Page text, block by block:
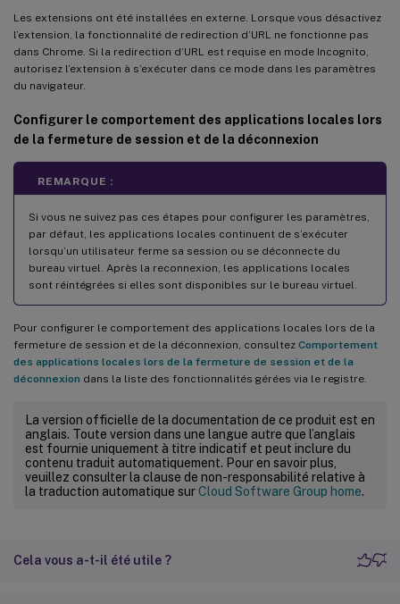
Les extensions ont été installées en externe. Lorsque vous désactivez
l’extension, la fonctionnalité de redirection d’URL ne fonctionne pas
dans Chrome. Si la redirection d’URL est requise en mode Incognito,
autorisez l’extension à s’exécuter dans ce mode dans les paramètres
du navigateur.
Configurer le comportement des applications locales lors
de la fermeture de session et de la déconnexion
REMARQUE :
Si vous ne suivez pas ces étapes pour configurer les paramètres,
par défaut, les applications locales continuent de s’exécuter
lorsqu’un utilisateur ferme sa session ou se déconnecte du
bureau virtuel. Après la reconnexion, les applications locales
sont réintégrées si elles sont disponibles sur le bureau virtuel.
Pour configurer le comportement des applications locales lors de la
fermeture de session et de la déconnexion, consultez Comportement
des applications locales lors de la fermeture de session et de la
déconnexion dans la liste des fonctionnalités gérées via le registre.
La version officielle de la documentation de ce produit est en
anglais. Toute version dans une langue autre que l’anglais
est fournie uniquement à titre indicatif et peut inclure du
contenu traduit automatiquement. Pour en savoir plus,
veuillez consulter la clause de non-responsabilité relative à
la traduction automatique surCloud Software Group home.
Cela vous a-t-il été utile ?